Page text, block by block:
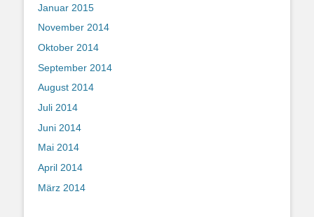
Januar 2015
November 2014
Oktober 2014
September 2014
August 2014
Juli 2014
Juni 2014
Mai 2014
April 2014
März 2014